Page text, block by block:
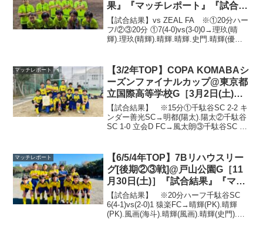
果』『マッチレポート』『試合動
画』
【試合結果】vs ZEAL FA ※①20分ハー
フ/②③20分 ①7(4-0)vs(3-0)0→理玖(晴
輝).理玖(晴輝).晴輝.晴輝.史門.晴輝(優吾).
マッチレポート
【3/2年TOP】COPA KOMABAシ
ーズンファイナルカップ@東京都
立国際高等学校G［3月2日(土)］
『試合結果』『マッチレポート』
『試合動画』
【試合結果】 ※15分①千駄谷SC 2-2 キ
ンダー善光SC→明都(陽太).陽太②千駄谷
SC 1-0 立会D FC→風太朗③千駄谷SC 4-
SC⑤千...
マッチレポート
【6/5/4年TOP】7Bリハウスリー
グ[後期②③戦]@戸山公園G［11
月30日(土)］『試合結果』『マッ
チレポート』『試合動画』
【試合結果】 ※20分ハーフ千駄谷SC
6(4-1)vs(2-0)1 猿楽FC→晴輝(PK).晴輝
(PK).風画(海斗).晴輝(風画).晴輝(史門).晴